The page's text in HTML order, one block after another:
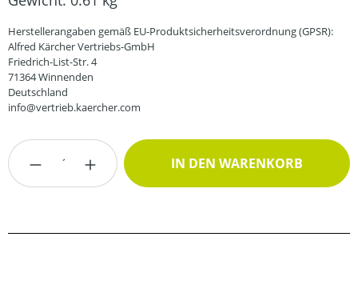
Herstellerangaben gemäß EU-Produktsicherheitsverordnung (GPSR):
Alfred Kärcher Vertriebs-GmbH
Friedrich-List-Str. 4
71364 Winnenden
Deutschland
info@vertrieb.kaercher.com
Produkt Anzahl: Gib den gewünschten
IN DEN WARENKORB